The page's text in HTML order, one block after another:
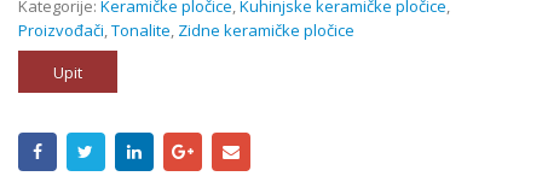
Kategorije: Keramičke pločice,Kuhinjske keramičke pločice,
Proizvođači,Tonalite, Zidne keramičke pločice
Upit